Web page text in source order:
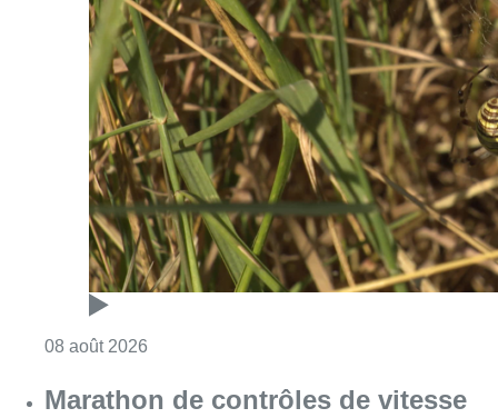
08 août 2026
Marathon de contrôles de vitesse